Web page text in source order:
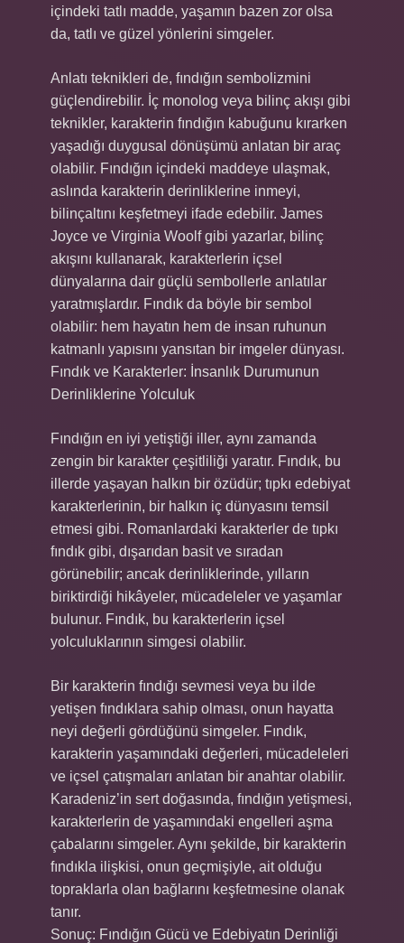
içindeki tatlı madde, yaşamın bazen zor olsa
da, tatlı ve güzel yönlerini simgeler.
Anlatı teknikleri de, fındığın sembolizmini
güçlendirebilir. İç monolog veya bilinç akışı gibi
teknikler, karakterin fındığın kabuğunu kırarken
yaşadığı duygusal dönüşümü anlatan bir araç
olabilir. Fındığın içindeki maddeye ulaşmak,
aslında karakterin derinliklerine inmeyi,
bilinçaltını keşfetmeyi ifade edebilir. James
Joyce ve Virginia Woolf gibi yazarlar, bilinç
akışını kullanarak, karakterlerin içsel
dünyalarına dair güçlü sembollerle anlatılar
yaratmışlardır. Fındık da böyle bir sembol
olabilir: hem hayatın hem de insan ruhunun
katmanlı yapısını yansıtan bir imgeler dünyası.
Fındık ve Karakterler: İnsanlık Durumunun
Derinliklerine Yolculuk
Fındığın en iyi yetiştiği iller, aynı zamanda
zengin bir karakter çeşitliliği yaratır. Fındık, bu
illerde yaşayan halkın bir özüdür; tıpkı edebiyat
karakterlerinin, bir halkın iç dünyasını temsil
etmesi gibi. Romanlardaki karakterler de tıpkı
fındık gibi, dışarıdan basit ve sıradan
görünebilir; ancak derinliklerinde, yılların
biriktirdiği hikâyeler, mücadeleler ve yaşamlar
bulunur. Fındık, bu karakterlerin içsel
yolculuklarının simgesi olabilir.
Bir karakterin fındığı sevmesi veya bu ilde
yetişen fındıklara sahip olması, onun hayatta
neyi değerli gördüğünü simgeler. Fındık,
karakterin yaşamındaki değerleri, mücadeleleri
ve içsel çatışmaları anlatan bir anahtar olabilir.
Karadeniz’in sert doğasında, fındığın yetişmesi,
karakterlerin de yaşamındaki engelleri aşma
çabalarını simgeler. Aynı şekilde, bir karakterin
fındıkla ilişkisi, onun geçmişiyle, ait olduğu
topraklarla olan bağlarını keşfetmesine olanak
tanır.
Sonuç: Fındığın Gücü ve Edebiyatın Derinliği